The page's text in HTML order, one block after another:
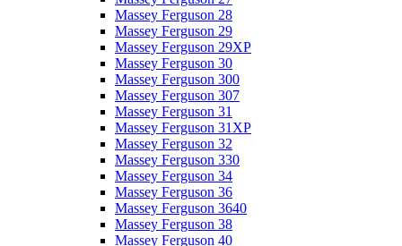
Massey Ferguson 28
Massey Ferguson 29
Massey Ferguson 29XP
Massey Ferguson 30
Massey Ferguson 300
Massey Ferguson 307
Massey Ferguson 31
Massey Ferguson 31XP
Massey Ferguson 32
Massey Ferguson 330
Massey Ferguson 34
Massey Ferguson 36
Massey Ferguson 3640
Massey Ferguson 38
Massey Ferguson 40